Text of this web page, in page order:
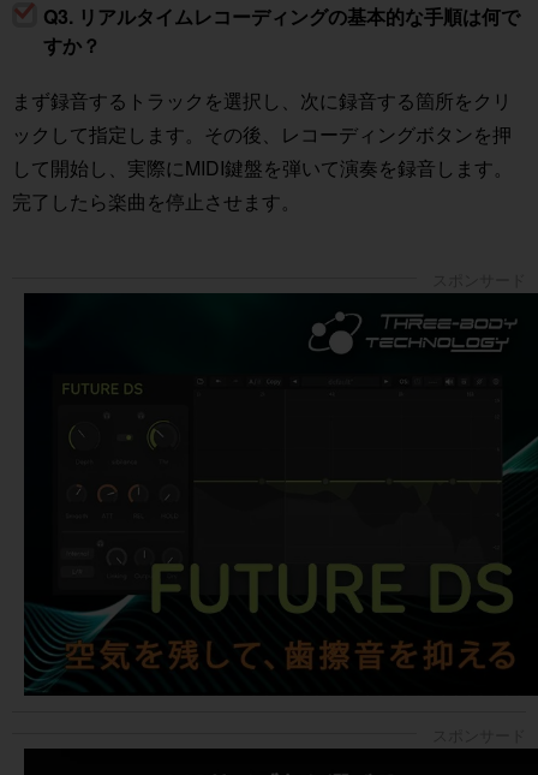
Q3. リアルタイムレコーディングの基本的な手順は何で
すか？
まず録音するトラックを選択し、次に録音する箇所をクリ
ックして指定します。その後、レコーディングボタンを押
して開始し、実際にMIDI鍵盤を弾いて演奏を録音します。
完了したら楽曲を停止させます。